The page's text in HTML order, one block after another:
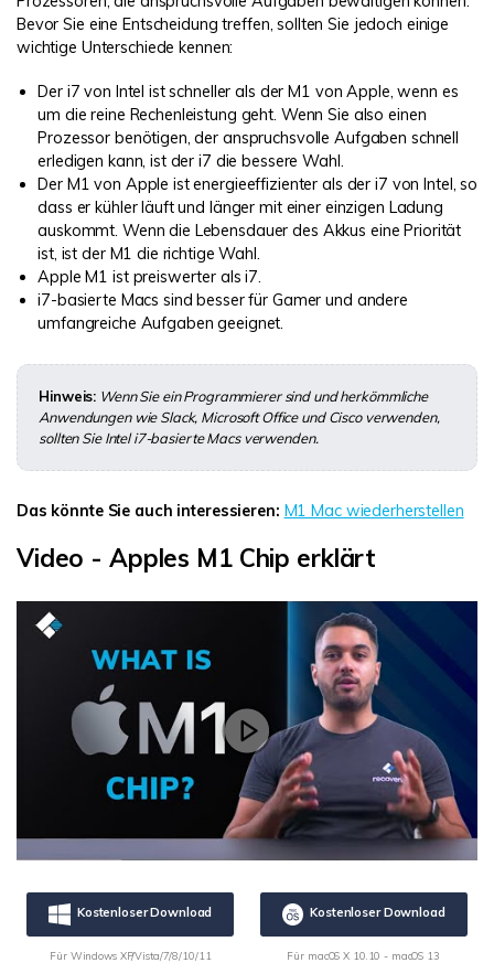
Bevor Sie eine Entscheidung treffen, sollten Sie jedoch einige
wichtige Unterschiede kennen:
Der i7 von Intel ist schneller als der M1 von Apple, wenn es
um die reine Rechenleistung geht. Wenn Sie also einen
Prozessor benötigen, der anspruchsvolle Aufgaben schnell
erledigen kann, ist der i7 die bessere Wahl.
Der M1 von Apple ist energieeffizienter als der i7 von Intel, so
dass er kühler läuft und länger mit einer einzigen Ladung
auskommt. Wenn die Lebensdauer des Akkus eine Priorität
ist, ist der M1 die richtige Wahl.
Apple M1 ist preiswerter als i7.
i7-basierte Macs sind besser für Gamer und andere
umfangreiche Aufgaben geeignet.
Hinweis: Wenn Sie ein Programmierer sind und herkömmliche
Anwendungen wie Slack, Microsoft Office und Cisco verwenden,
sollten Sie Intel i7-basierte Macs verwenden.
Das könnte Sie auch interessieren: M1 Mac wiederherstellen
Video - Apples M1 Chip erklärt
Kostenloser Download
Für Windows XP/Vista/7/8/10/11
Kostenloser Download
Für macOS X 10.10 - macOS 13